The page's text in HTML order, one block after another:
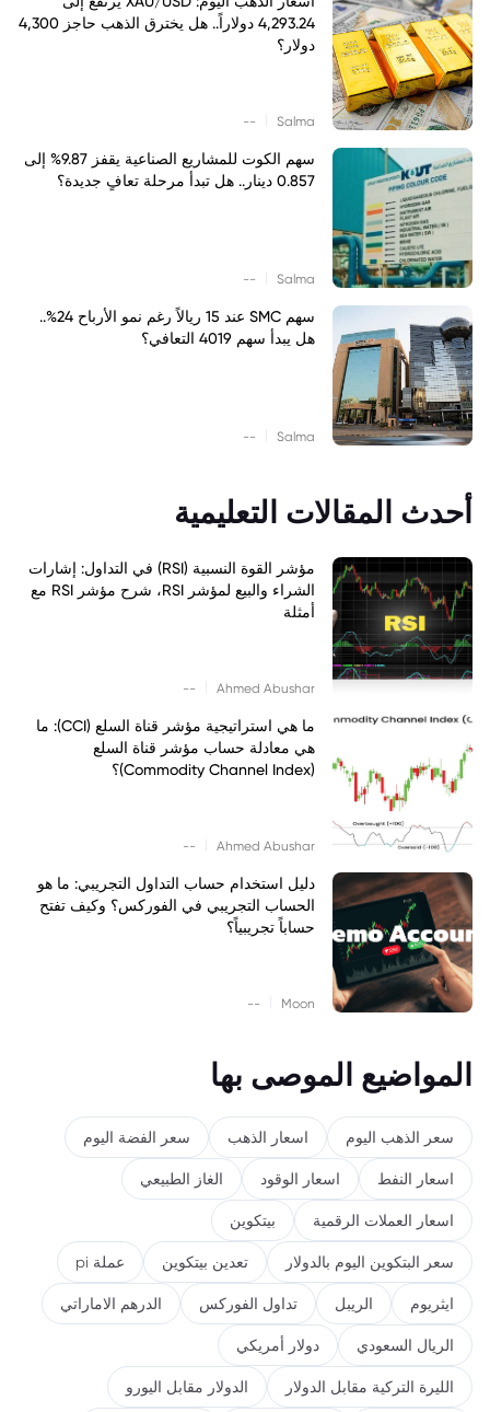
4,293.24 دولاراً.. هل يخترق الذهب حاجز 4,300
دولار؟
Salma
--
سهم الكوت للمشاريع الصناعية يقفز 9.87% إلى
0.857 دينار.. هل تبدأ مرحلة تعافٍ جديدة؟
Salma
--
سهم SMC عند 15 ريالاً رغم نمو الأرباح 24%..
هل يبدأ سهم 4019 التعافي؟
Salma
--
أحدث المقالات التعليمية
مؤشر القوة النسبية (RSI) في التداول: إشارات
الشراء والبيع لمؤشر RSI، شرح مؤشر RSI مع
أمثلة
Ahmed Abushar
--
ما هي استراتيجية مؤشر قناة السلع (CCI): ما
هي معادلة حساب مؤشر قناة السلع
(Commodity Channel Index)؟
Ahmed Abushar
--
دليل استخدام حساب التداول التجريبي: ما هو
الحساب التجريبي في الفوركس؟ وكيف تفتح
حساباً تجريبياً؟
Moon
--
المواضيع الموصى بها
سعر الذهب اليوم اسعار الذهب سعر الفضة اليوم
اسعار النفط اسعار الوقود الغاز الطبيعي
اسعار العملات الرقمية بيتكوين
سعر البتكوين اليوم بالدولار تعدين بيتكوين عملة pi
ايثريوم الريبل تداول الفوركس الدرهم الاماراتي
الريال السعودي دولار أمريكي
الليرة التركية مقابل الدولار الدولار مقابل اليورو